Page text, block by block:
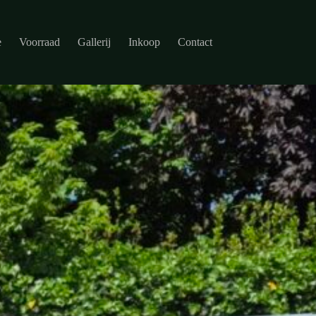
Voorraad Gallerij Inkoop Contact